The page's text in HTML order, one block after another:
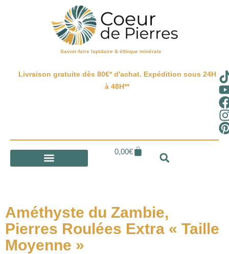
Savoir-faire lapidaire & éthique minérale
Livraison gratuite dès 80€* d'achat. Expédition sous 24H
à 48H**
0,00€
Améthyste du Zambie,
Pierres Roulées Extra « Taille
Moyenne »